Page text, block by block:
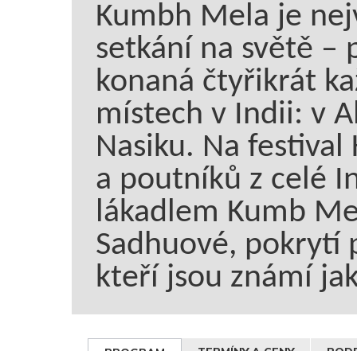
Kumbh Mela je
setkání na světě –
konaná čtyřikrát
místech v Indii: v
Nasiku. Na
a poutníků z celé
lákadlem Kumb
Sadhuové, pokrytí
kteří jsou známí